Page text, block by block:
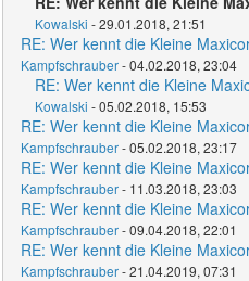
Kowalski - 29.01.2018, 21:51
RE: Wer kennt die Kleine
Kampfschrauber- 04.02.2018, 23:04
RE: Wer kennt die Kleine
Kowalski - 05.02.2018, 15:53
RE: Wer kennt die Kleine
Kampfschrauber- 05.02.2018, 23:17
RE: Wer kennt die Kleine
Kampfschrauber- 11.03.2018, 23:03
RE: Wer kennt die Kleine
Kampfschrauber- 09.04.2018, 22:01
RE: Wer kennt die Kleine
Kampfschrauber- 21.04.2019, 07:31